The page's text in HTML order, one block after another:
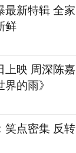
最新特辑 全家
鲜
上映 周深陈嘉
的雨》
笑点密集 反转